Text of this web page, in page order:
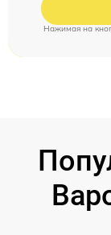
Нажимая на